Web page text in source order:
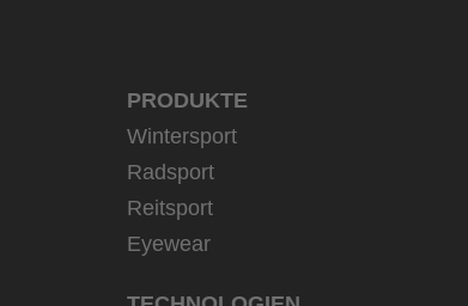
PRODUKTE
Wintersport
Radsport
Reitsport
Eyewear